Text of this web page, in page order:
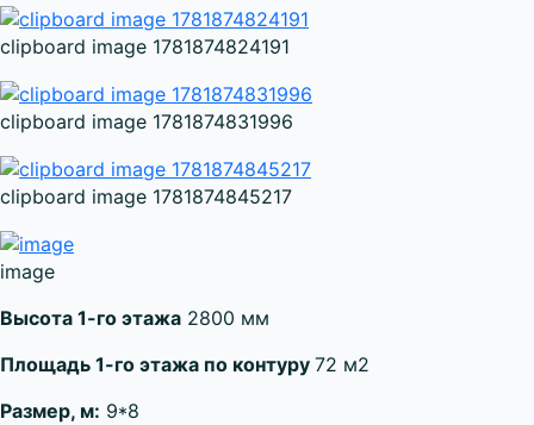
clipboard image 1781874824191
clipboard image 1781874831996
clipboard image 1781874845217
image
Высота 1-го этажа 2800 мм
Площадь 1-го этажа по контуру 72 м2
Размер, м: 9*8